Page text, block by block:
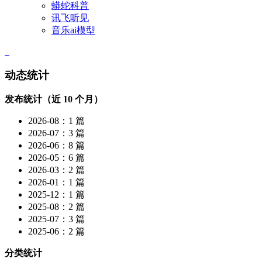
蟒蛇科普
讯飞听见
音乐ai模型
动态统计
发布统计（近 10 个月）
2026-08：1 篇
2026-07：3 篇
2026-06：8 篇
2026-05：6 篇
2026-03：2 篇
2026-01：1 篇
2025-12：1 篇
2025-08：2 篇
2025-07：3 篇
2025-06：2 篇
分类统计